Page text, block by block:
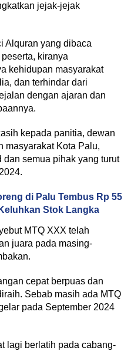
jejak-jejak
Alquran yang dibaca
kiranya
kehidupan masyarakat
dan terhindar dari
dengan ajaran dan
kepada panitia, dewan
masyarakat Kota Palu,
semua pihak yang turut
di Palu Tembus Rp 55
Stok Langka
MTQ XXX telah
juara pada masing-
cepat berpuas dan
Sebab masih ada MTQ
pada September 2024
lagi berlatih pada cabang-